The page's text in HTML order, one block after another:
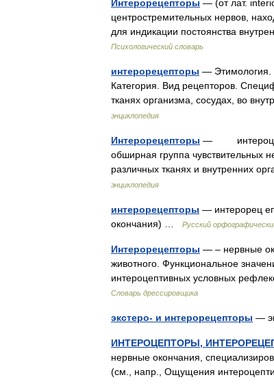
Интерорецепторы — (от лат.
центростремительных нервов,
для индикации постоянства
Психологический словарь
интерорецепторы — Этимология.
Категория. Вид рецепторов.
тканях организма, сосудах, во
энциклопедия
Интерорецепторы —
обширная группа чувствительных
различных тканях и внутренних
энциклопедия
интерорецепторы — интерорец
окончания) …
Русский
Интерорецепторы — – нервные
животного. Функциональное
интероцептивных условных
Словарь дрессировщика
экстеро- и интерорецепторы —
ИНТЕРОЦЕПТОРЫ,
нервные окончания,
(см., напр., Ощущения